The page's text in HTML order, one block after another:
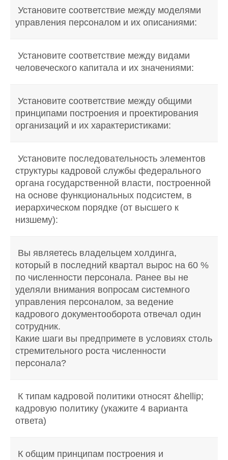
Установите соответствие между моделями
управления персоналом и их описаниями:
Установите соответствие между видами
человеческого капитала и их значениями:
Установите соответствие между общими
принципами построения и проектирования
организаций и их характеристиками:
Установите последовательность элементов
структуры кадровой службы федерального
органа государственной власти, построенной
на основе функциональных подсистем, в
иерархическом порядке (от высшего к
низшему):
Вы являетесь владельцем холдинга,
который в последний квартал вырос на 60 %
по численности персонала. Ранее вы не
уделяли внимания вопросам системного
управления персоналом, за ведение
кадрового документооборота отвечал один
сотрудник.
Какие шаги вы предпримете в условиях столь
стремительного роста численности
персонала?
К типам кадровой политики относят &hellip;
кадровую политику (укажите 4 варианта
ответа)
К общим принципам построения и